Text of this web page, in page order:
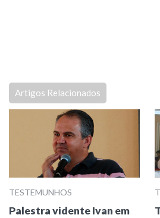
Artigos Relacionados
TESTEMUNHOS
Palestra vidente Ivan em